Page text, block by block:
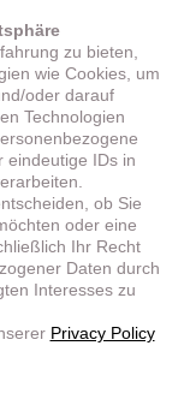
Fahrzeuge
Händler in
zu bieten,
wie Cookies, um
oder darauf
Technologien
eindeutige IDs in
ob Sie
oder eine
Ihr Recht
Daten durch
Interesses zu
Privacy Policy